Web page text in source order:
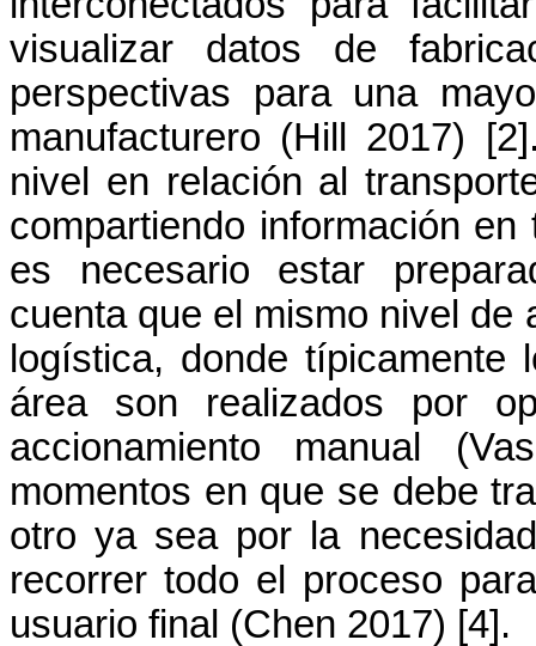
visualizar datos de
perspectivas para una
manufacturero (Hill 2017)
nivel en relación al
compartiendo información
es necesario estar
cuenta que el mismo nivel de
logística, donde típicamente
área son realizados por
accionamiento manual (
momentos en que se debe
otro ya sea por la
recorrer todo el proceso
usuario final (Chen 2017) [4].